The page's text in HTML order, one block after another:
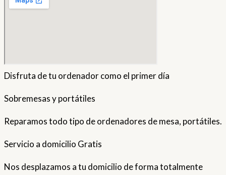
Disfruta de tu ordenador como el primer día
Sobremesas y portátiles
Reparamos todo tipo de ordenadores de mesa, portátiles.
Servicio a domicilio Gratis
Nos desplazamos a tu domicilio de forma totalmente